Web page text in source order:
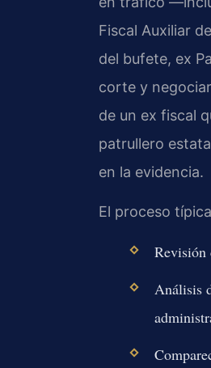
Fiscal Auxiliar
del bufete, ex
corte y
de un ex fiscal
patrullero
en la evidencia.
El proceso
Revisión
Análisis